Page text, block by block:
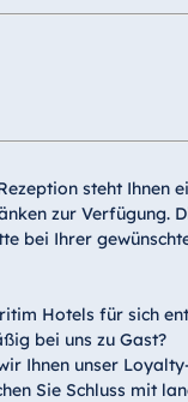
steht Ihnen
zur Verfügung.
bei Ihrer
Hotels für sich
bei uns zu Gast?
Ihnen unser
Sie Schluss mit